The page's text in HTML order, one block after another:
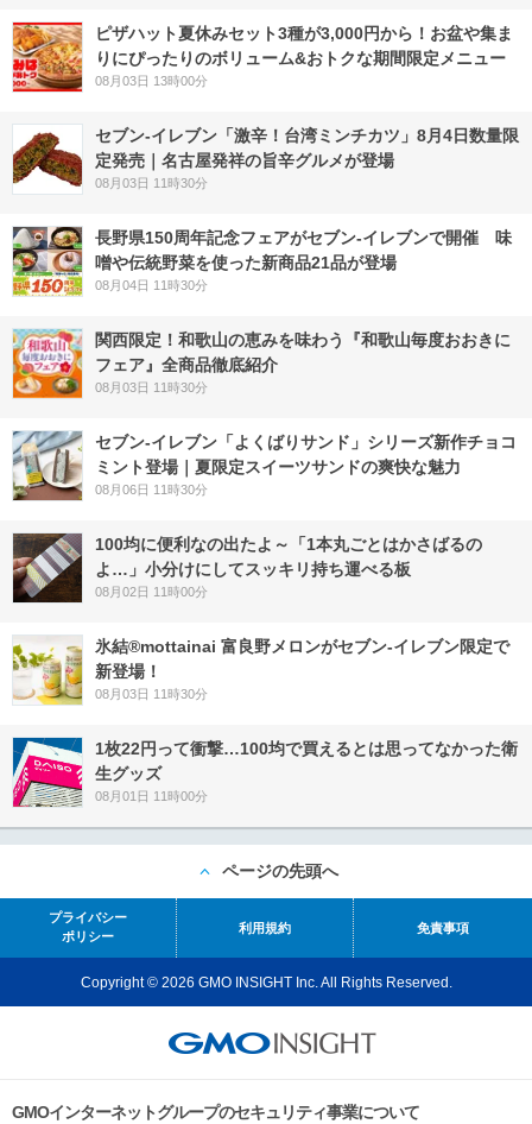
ピザハット夏休みセット3種が3,000円から！お盆や集ま
りにぴったりのボリューム&おトクな期間限定メニュー
08月03日 13時00分
セブン-イレブン「激辛！台湾ミンチカツ」8月4日数量限
定発売｜名古屋発祥の旨辛グルメが登場
08月03日 11時30分
長野県150周年記念フェアがセブン-イレブンで開催 味
噌や伝統野菜を使った新商品21品が登場
08月04日 11時30分
関西限定！和歌山の恵みを味わう『和歌山毎度おおきに
フェア』全商品徹底紹介
08月03日 11時30分
セブン‐イレブン「よくばりサンド」シリーズ新作チョコ
ミント登場｜夏限定スイーツサンドの爽快な魅力
08月06日 11時30分
100均に便利なの出たよ～「1本丸ごとはかさばるの
よ…」小分けにしてスッキリ持ち運べる板
08月02日 11時00分
氷結®mottainai 富良野メロンがセブン‐イレブン限定で
新登場！
08月03日 11時30分
1枚22円って衝撃…100均で買えるとは思ってなかった衛
生グッズ
08月01日 11時00分
ページの先頭へ
プライバシー
ポリシー
利用規約 免責事項
Copyright © 2026 GMO INSIGHT Inc. All Rights Reserved.
GMOインターネットグループのセキュリティ事業について